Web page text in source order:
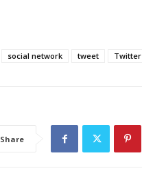
social network tweet Twitter
Share